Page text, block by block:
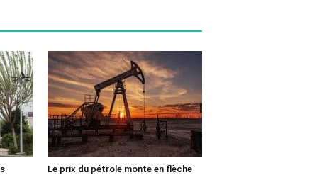
Le prix du pétrole monte en flèche